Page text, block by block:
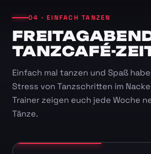
04 · EINFACH TANZEN
TANZCAFÉ-
Einfach mal tanzen und Spaß
Stress von Tanzschritten im
Trainer zeigen euch jede Woche
Tänze.